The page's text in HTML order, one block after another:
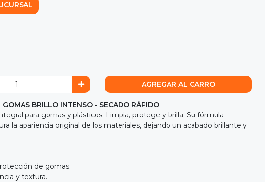
AGREGAR AL CARRO
GOMAS BRILLO INTENSO - SECADO RÁPIDO
para gomas y plásticos: Limpia, protege y brilla. Su fórmula
la apariencia original de los materiales, dejando un acabado brillante y
de gomas.
y textura.